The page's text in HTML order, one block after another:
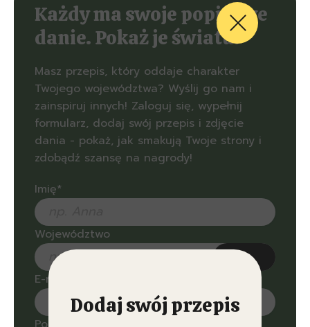
Każdy ma swoje popisowe
danie. Pokaż je światu!
Masz przepis, który oddaje charakter
Twojego województwa? Wyślij go nam i
zainspiruj innych! Zaloguj się, wypełnij
formularz, dodaj swój przepis i zdjęcie
dania - pokaż, jak smakują Twoje strony i
zdobądź szansę na nagrody!
Imię*
Województwo
dolnośląskie
lubelskie
E-mail*
Dodaj swój przepis